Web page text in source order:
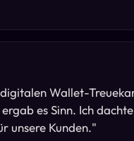
Wallet-
es Sinn. Ich
unsere Kunden."